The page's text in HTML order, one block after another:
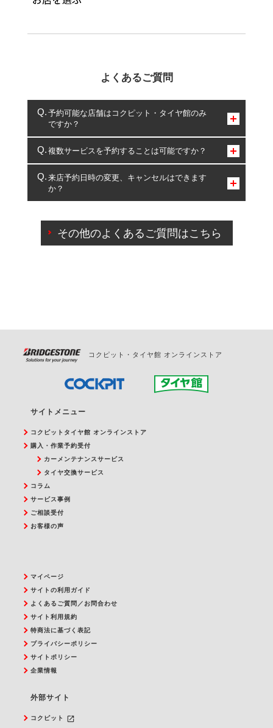
よくあるご質問
予約可能な店舗はコクピット・タイヤ館のみ
ですか？
コクピット・タイヤ館のみとなります。
複数サービスを予約することは可能ですか？
複数サービスのご予約は可能です。
一部の商品・サービスの組み合わせに限り、同時にご予約が
出来ないものもございます。
来店予約日時の変更、キャンセルはできます
か？
ご来店予約日の3営業日前を過ぎている場合のご予約
の日時変更につきましては、直接ご予約の店舗まで
その他のよくあるご質問はこちら
コクピット・タイヤ館 オンラインストア
サイトメニュー
コクピットタイヤ館 オンラインストア
購入・作業予約受付
カーメンテナンスサービス
タイヤ交換サービス
コラム
サービス事例
ご相談受付
お客様の声
マイページ
サイトの利用ガイド
よくあるご質問／お問合わせ
サイト利用規約
特商法に基づく表記
プライバシーポリシー
サイトポリシー
企業情報
外部サイト
コクピット
launch